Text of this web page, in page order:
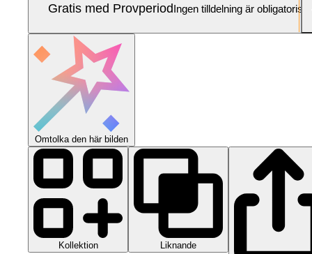
Gratis med ProvperiodIngen tilldelning är obligatorisk
Omtolka den här bilden
Kollektion Liknande